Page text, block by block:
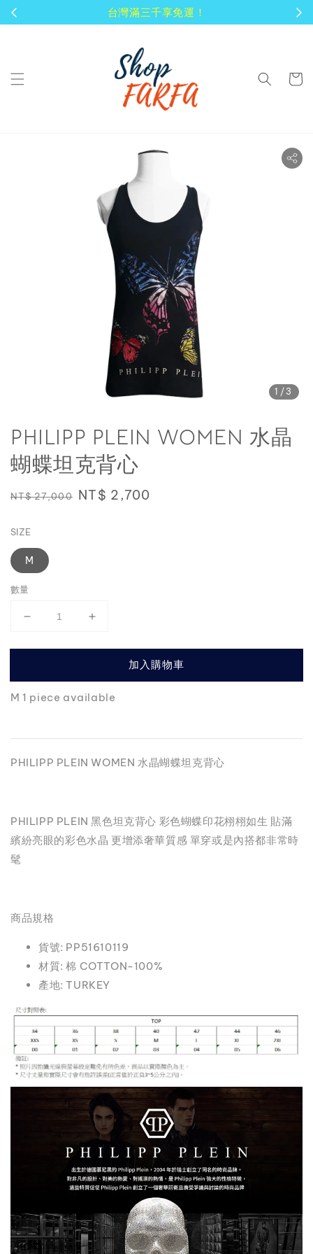
顧客享有商品到貨七天鑑賞期！
1 /3
PHILIPP PLEIN WOMEN 水晶
蝴蝶坦克背心
Regular
NT$ 27,000 Sale
NT$ 2,700
SIZE
M
數量
加入購物車
M 1 piece available
PHILIPP PLEIN WOMEN 水晶蝴蝶坦克背心
PHILIPP PLEIN 黑色坦克背心 彩色蝴蝶印花栩栩如生 貼滿
繽紛亮眼的彩色水晶 更增添奢華質感 單穿或是內搭都非常時
髦
商品規格
貨號: PP51610119
材質: 棉 COTTON-100%
產地: TURKEY